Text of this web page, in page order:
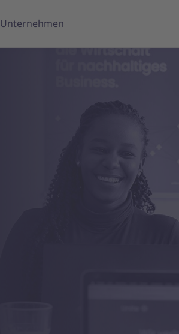
Unternehmen